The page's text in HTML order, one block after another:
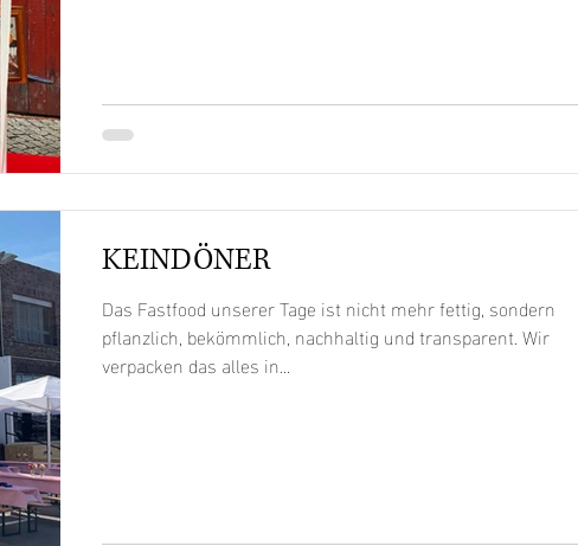
Siebträgerm
KEINDÖNER
Das Fastfood unserer Tage ist nicht mehr fettig, sondern
pflanzlich, bekömmlich, nachhaltig und transparent. Wir
verpacken das alles in...